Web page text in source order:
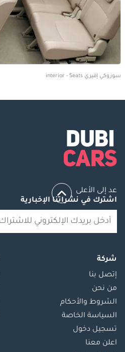
سوزوكي إفيري interior - Seats
عد إلى الأعلى
اشترك في نشراتنا الإخبارية
شركة
إتصل بنا
من نحن
الشروط والأحكام
السياسة الخاصة
تسجيل دخول
اعلن معنا